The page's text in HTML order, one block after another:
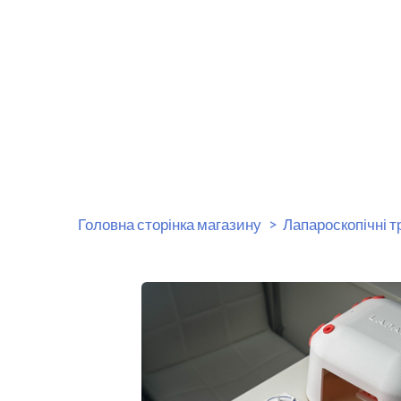
Головна сторінка магазину Лапароскопічні